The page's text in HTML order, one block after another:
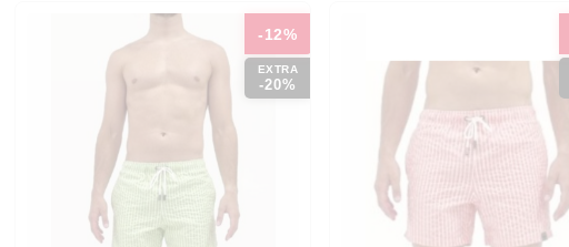
XXL
EXTRA
-20%
-12%